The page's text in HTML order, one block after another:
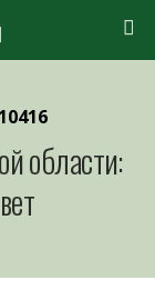
области: